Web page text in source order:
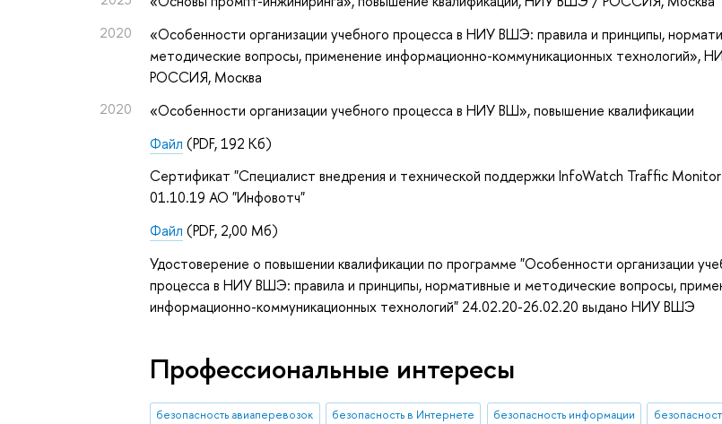
2020
«Особенности организации учебного процесса в НИУ ВШЭ: правила и принципы,
методические вопросы, применение информационно-коммуникационных технологий»,
РОССИЯ, Москва
2020 «Особенности организации учебного процесса в НИУ ВШ», повышение квалификации
Файл (PDF, 192 Кб)
Сертификат "Специалист внедрения и технической поддержки InfoWatch Traffic
01.10.19 АО "Инфовотч"
Файл (PDF, 2,00 Мб)
Удостоверение о повышении квалификации по программе "Особенности организации
процесса в НИУ ВШЭ: правила и принципы, нормативные и методические вопросы,
информационно-коммуникационных технологий" 24.02.20-26.02.20 выдано НИУ ВШЭ
Профессиональные интересы
безопасность авиаперевозок безопасность в Интернете безопасность информации